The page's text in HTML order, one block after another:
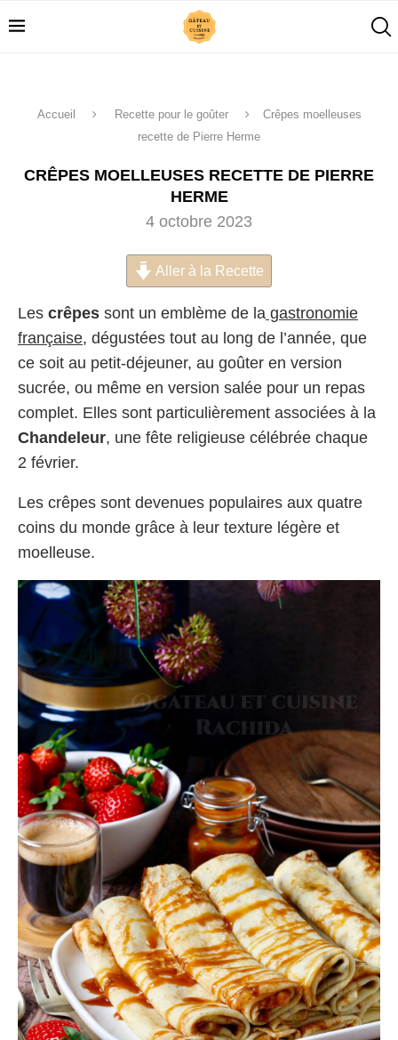
Accueil Recette pour le goûter
Crêpes moelleuses
recette de Pierre Herme
CRÊPES MOELLEUSES RECETTE DE PIERRE
HERME
4 octobre 2023
Aller à la Recette
Les crêpes sont un emblème de la gastronomie
française, dégustées tout au long de l’année, que
ce soit au petit-déjeuner, au goûter en version
sucrée, ou même en version salée pour un repas
complet. Elles sont particulièrement associées à la
Chandeleur, une fête religieuse célébrée chaque
2 février.
Les crêpes sont devenues populaires aux quatre
coins du monde grâce à leur texture légère et
moelleuse.